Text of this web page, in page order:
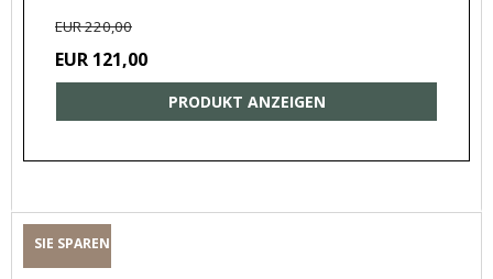
EUR 220,00
EUR 121,00
PRODUKT ANZEIGEN
SIE SPAREN